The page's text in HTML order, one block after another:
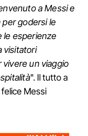
a Messi e
per godersi le
le esperienze
visitatori
un viaggio
". Il tutto a
Messi